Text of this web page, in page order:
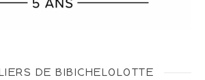
DE BIBICHELOLOTTE